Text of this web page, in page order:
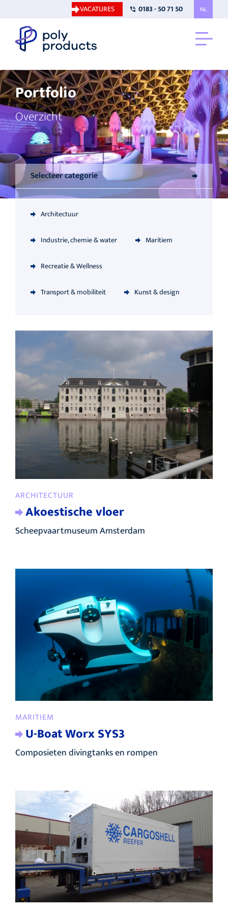
VACATURES 0183 - 50 71 50 NL
Portfolio
Overzicht
Selecteer categorie
Architectuur
Industrie, chemie & water Maritiem
Recreatie & Wellness
Transport & mobiliteit Kunst & design
ARCHITECTUUR
Akoestische vloer
Scheepvaartmuseum Amsterdam
MARITIEM
U-Boat Worx SYS3
Composieten divingtanks en rompen